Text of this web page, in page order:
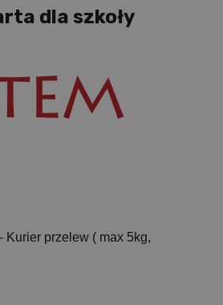
dla szkoły
- Kurier przelew ( max 5kg,